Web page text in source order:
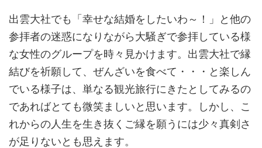
出雲大社でも「幸せな結婚をしたいわ～！」と他の
参拝者の迷惑になりながら大騒ぎで参拝している様
な女性のグループを時々見かけます。出雲大社で縁
結びを祈願して、ぜんざいを食べて・・・と楽しん
でいる様子は、単なる観光旅行にきたとしてみるの
であればとても微笑ましいと思います。しかし、こ
れからの人生を生き抜くご縁を願うには少々真剣さ
が足りないとも思えます。